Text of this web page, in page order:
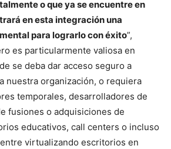
o que ya se encuentre en
en esta integración una
para lograrlo con éxito”,
es particularmente valiosa en
se deba dar acceso seguro a
nuestra organización, o requiera
temporales, desarrolladores de
fusiones o adquisiciones de
educativos, call centers o incluso
virtualizando escritorios en